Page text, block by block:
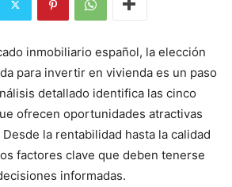
inmobiliario español, la elección
para invertir en vivienda es un paso
detallado identifica las cinco
ofrecen oportunidades atractivas
la rentabilidad hasta la calidad
factores clave que deben tenerse
informadas.